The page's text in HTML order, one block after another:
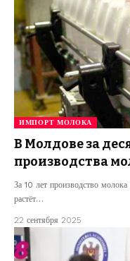
ИМПОРТ МОЛОКА
В Молдове за
производства
За 10 лет производство
растёт…
22 сентября 2025